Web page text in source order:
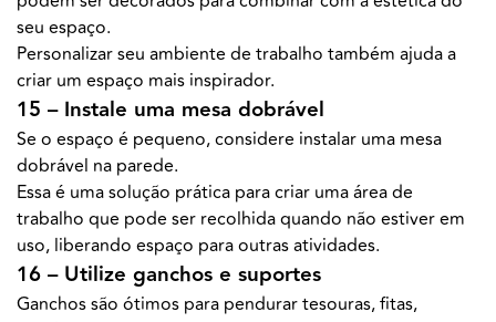
seu espaço.
Personalizar seu ambiente de trabalho também ajuda a
criar um espaço mais inspirador.
15 – Instale uma mesa dobrável
Se o espaço é pequeno, considere instalar uma mesa
dobrável na parede.
Essa é uma solução prática para criar uma área de
trabalho que pode ser recolhida quando não estiver em
uso, liberando espaço para outras atividades.
16 – Utilize ganchos e suportes
Ganchos são ótimos para pendurar tesouras, fitas,